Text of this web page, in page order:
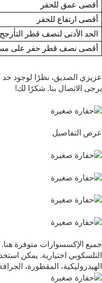
أقصى عمق للحفر
أقصى ارتفاع للحفر
الحد الأدنى لنصف قطر التأرجح
أقصى نصف قطر حفر على
عزيزي الصديق، نظرًا لوجود
يرجى الاتصال بنا. شكرًا لك!
عرض التفاصيل
جميع الإكسسوارات متوفرة هنا.
الهيدروليكية، المقطورة، الجرافة (20 سم - 100 سم)، المشط، القابض، ماسك الخشب